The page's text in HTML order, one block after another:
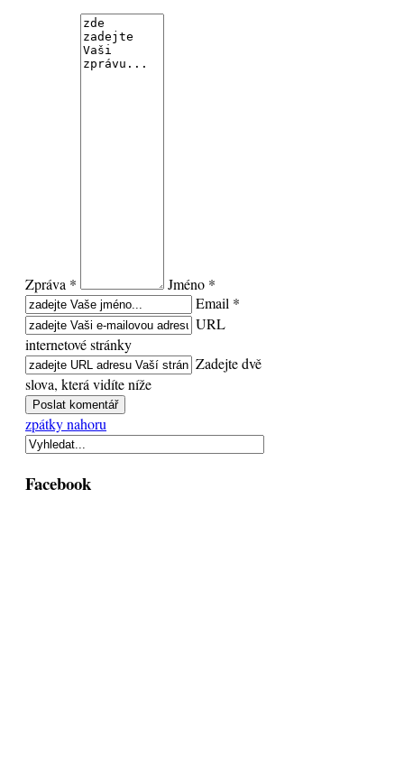
Zpráva *
Jméno *
Email *
URL
internetové stránky
Zadejte dvě
slova, která vidíte níže
zpátky nahoru
Facebook